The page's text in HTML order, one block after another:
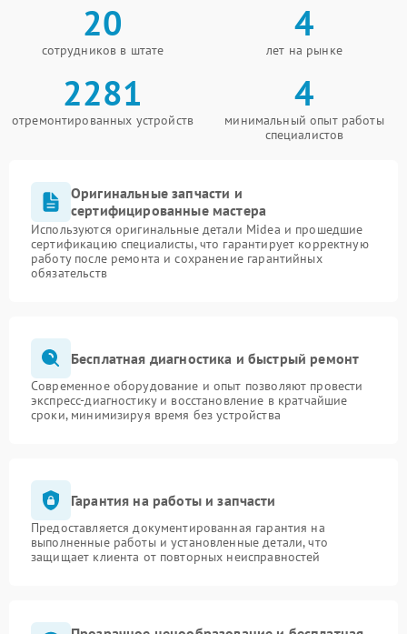
20
сотрудников в штате
4
лет на рынке
2281
отремонтированных устройств
4
минимальный опыт работы
специалистов
Оригинальные запчасти и
сертифицированные мастера
Используются оригинальные детали Midea и прошедшие
сертификацию специалисты, что гарантирует корректную
работу после ремонта и сохранение гарантийных
обязательств
Бесплатная диагностика и быстрый ремонт
Современное оборудование и опыт позволяют провести
экспресс-диагностику и восстановление в кратчайшие
сроки, минимизируя время без устройства
Гарантия на работы и запчасти
Предоставляется документированная гарантия на
выполненные работы и установленные детали, что
защищает клиента от повторных неисправностей